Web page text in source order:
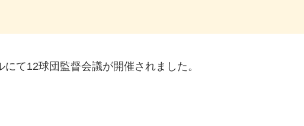
て12球団監督会議が開催されました。